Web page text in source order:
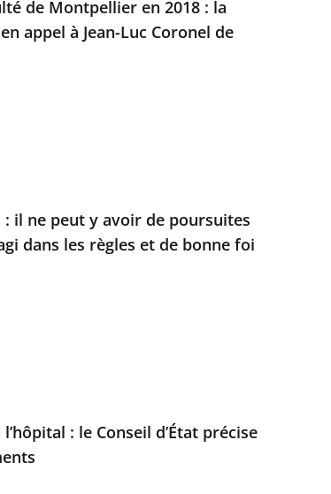
de Montpellier en 2018 : la
appel à Jean-Luc Coronel de
il ne peut y avoir de poursuites
dans les règles et de bonne foi
: le Conseil d’État précise